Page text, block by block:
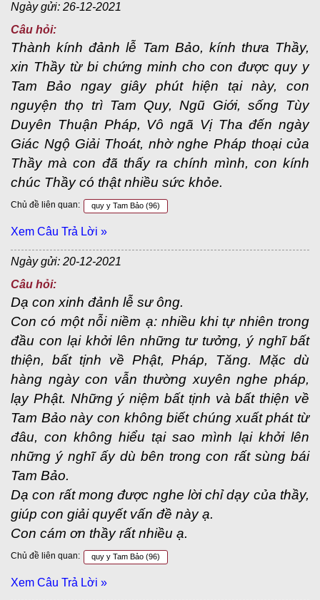
Ngày gửi: 26-12-2021
Câu hỏi:
Thành kính đảnh lễ Tam Bảo, kính thưa Thầy,
xin Thầy từ bi chứng minh cho con được quy y
Tam Bảo ngay giây phút hiện tại này, con
nguyện thọ trì Tam Quy, Ngũ Giới, sống Tùy
Duyên Thuận Pháp, Vô ngã Vị Tha đến ngày
Giác Ngộ Giải Thoát, nhờ nghe Pháp thoại của
Thầy mà con đã thấy ra chính mình, con kính
chúc Thầy có thật nhiều sức khỏe.
Chủ đề liên quan: quy y Tam Bảo (96)
Xem Câu Trả Lời »
Ngày gửi: 20-12-2021
Câu hỏi:
Dạ con xinh đảnh lễ sư ông.
Con có một nỗi niềm ạ: nhiều khi tự nhiên trong
đầu con lại khởi lên những tư tưởng, ý nghĩ bất
thiện, bất tịnh về Phật, Pháp, Tăng. Mặc dù
hàng ngày con vẫn thường xuyên nghe pháp,
lạy Phật. Những ý niệm bất tịnh và bất thiện về
Tam Bảo này con không biết chúng xuất phát từ
đâu, con không hiểu tại sao mình lại khởi lên
những ý nghĩ ấy dù bên trong con rất sùng bái
Tam Bảo.
Dạ con rất mong được nghe lời chỉ dạy của thầy,
giúp con giải quyết vấn đề này ạ.
Con cám ơn thầy rất nhiều ạ.
Chủ đề liên quan: quy y Tam Bảo (96)
Xem Câu Trả Lời »